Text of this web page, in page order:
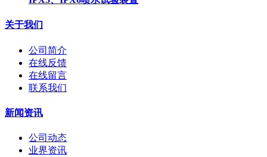
关于我们
公司简介
在线反馈
在线留言
联系我们
新闻资讯
公司动态
业界资讯